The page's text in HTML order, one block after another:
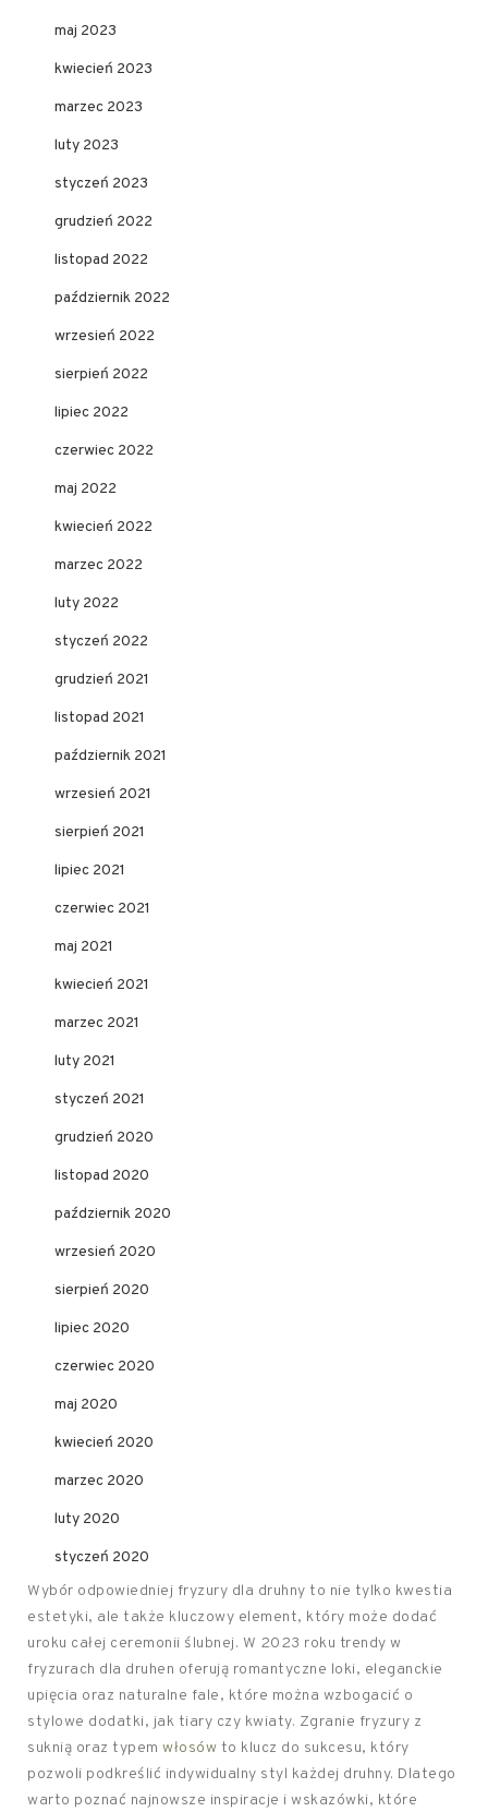
maj 2023
kwiecień 2023
marzec 2023
luty 2023
styczeń 2023
grudzień 2022
listopad 2022
październik 2022
wrzesień 2022
sierpień 2022
lipiec 2022
czerwiec 2022
maj 2022
kwiecień 2022
marzec 2022
luty 2022
styczeń 2022
grudzień 2021
listopad 2021
październik 2021
wrzesień 2021
sierpień 2021
lipiec 2021
czerwiec 2021
maj 2021
kwiecień 2021
marzec 2021
luty 2021
styczeń 2021
grudzień 2020
listopad 2020
październik 2020
wrzesień 2020
sierpień 2020
lipiec 2020
czerwiec 2020
maj 2020
kwiecień 2020
marzec 2020
luty 2020
styczeń 2020
Wybór odpowiedniej fryzury dla druhny to nie tylko kwestia
estetyki, ale także kluczowy element, który może dodać
uroku całej ceremonii ślubnej. W 2023 roku trendy w
fryzurach dla druhen oferują romantyczne loki, eleganckie
upięcia oraz naturalne fale, które można wzbogacić o
stylowe dodatki, jak tiary czy kwiaty. Zgranie fryzury z
suknią oraz typem włosów to klucz do sukcesu, który
pozwoli podkreślić indywidualny styl każdej druhny. Dlatego
warto poznać najnowsze inspiracje i wskazówki, które